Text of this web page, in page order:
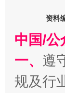
资料
中国/公
一、 遵
规及行